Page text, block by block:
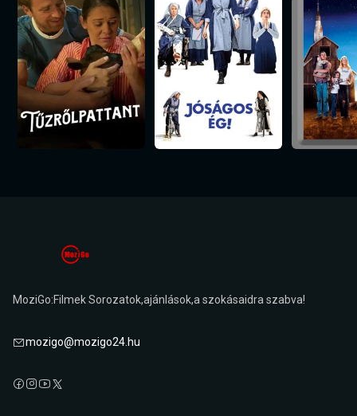
MoziGo:Filmek Sorozatok,ajánlások,a szokásaidra szabva!
mozigo@mozigo24.hu